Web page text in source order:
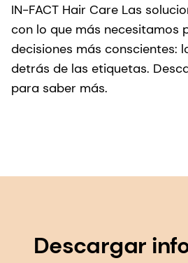
IN-FACT Hair Care Las
con lo que más necesitamos
decisiones más conscientes:
detrás de las etiquetas.
para saber más.
Descargar